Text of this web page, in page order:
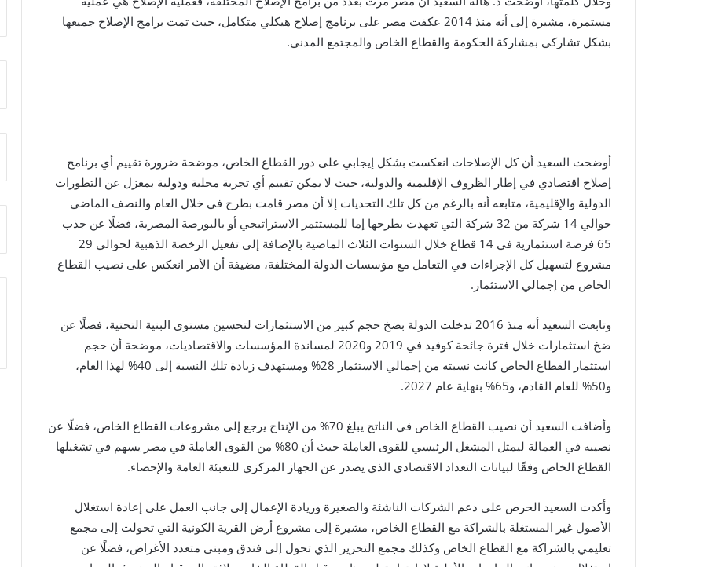
مستمرة، مشيرة إلى أنه منذ 2014 عكفت مصر على برنامج إصلاح هيكلي متكامل، حيث تمت برامج الإصلاح جميعها
بشكل تشاركي بمشاركة الحكومة والقطاع الخاص والمجتمع المدني.
أوضحت السعيد أن كل الإصلاحات انعكست بشكل إيجابي على دور القطاع الخاص، موضحة ضرورة تقييم أي برنامج
إصلاح اقتصادي في إطار الظروف الإقليمية والدولية، حيث لا يمكن تقييم أي تجربة محلية ودولية بمعزل عن التطورات
الدولية والإقليمية، متابعه أنه بالرغم من كل تلك التحديات إلا أن مصر قامت بطرح في خلال العام والنصف الماضي
حوالي 14 شركة من 32 شركة التي تعهدت بطرحها إما للمستثمر الاستراتيجي أو بالبورصة المصرية، فضلًا عن جذب
65 فرصة استثمارية في 14 قطاع خلال السنوات الثلاث الماضية بالإضافة إلى تفعيل الرخصة الذهبية لحوالي 29
مشروع لتسهيل كل الإجراءات في التعامل مع مؤسسات الدولة المختلفة، مضيفة أن الأمر انعكس على نصيب القطاع
الخاص من إجمالي الاستثمار.
وتابعت السعيد أنه منذ 2016 تدخلت الدولة بضخ حجم كبير من الاستثمارات لتحسين مستوى البنية التحتية، فضلًا عن
ضخ استثمارات خلال فترة جائحة كوفيد في 2019 و2020 لمساندة المؤسسات والاقتصاديات، موضحة أن حجم
استثمار القطاع الخاص كانت نسبته من إجمالي الاستثمار 28% ومستهدف زيادة تلك النسبة إلى 40% لهذا العام،
و50% للعام القادم، و65% بنهاية عام 2027.
وأضافت السعيد أن نصيب القطاع الخاص في الناتج يبلغ 70% من الإنتاج يرجع إلى مشروعات القطاع الخاص، فضلًا عن
نصيبه في العمالة ليمثل المشغل الرئيسي للقوى العاملة حيث أن 80% من القوى العاملة في مصر يسهم في تشغيلها
القطاع الخاص وفقًا لبيانات التعداد الاقتصادي الذي يصدر عن الجهاز المركزي للتعبئة العامة والإحصاء.
وأكدت السعيد الحرص على دعم الشركات الناشئة والصغيرة وريادة الإعمال إلى جانب العمل على إعادة استغلال
الأصول غير المستغلة بالشراكة مع القطاع الخاص، مشيرة إلى مشروع أرض القرية الكونية التي تحولت إلى مجمع
تعليمي بالشراكة مع القطاع الخاص وكذلك مجمع التحرير الذي تحول إلى فندق ومبنى متعدد الأغراض، فضلًا عن